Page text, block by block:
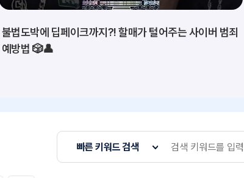
불법도박에 딥페이크까지?! 할매가 털어주는 사이버 범죄
예방법 🎲👤
빠른 키워드 검색